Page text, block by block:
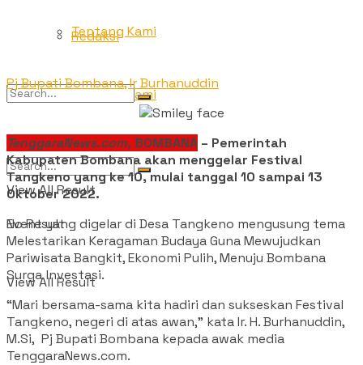
Redaksi
Tentang Kami
No Result
View All Result
Tentang Kami
No Result
View All Result
Pj Bupati Bombana, Ir Burhanuddin
TenggaraNews.com,BOMBANA – Pemerintah
Kabupaten Bombana akan menggelar Festival
Tangkeno yang ke 10, mulai tanggal 10 sampai 13
Oktober 2022.
Event yang digelar di Desa Tangkeno mengusung tema
Melestarikan Keragaman Budaya Guna Mewujudkan
Pariwisata Bangkit, Ekonomi Pulih, Menuju Bombana
Surga lnvestasi.
“Mari bersama-sama kita hadiri dan sukseskan Festival
Tangkeno, negeri di atas awan,” kata Ir. H. Burhanuddin,
M.Si, Pj Bupati Bombana kepada awak media
TenggaraNews.com.